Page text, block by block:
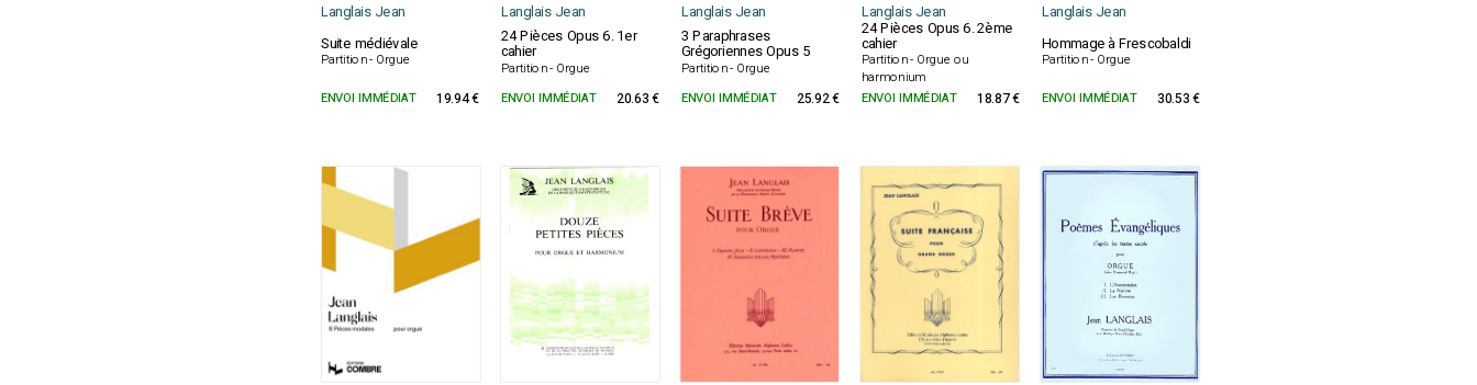
Langlais Jean Langlais Jean Langlais Jean Langlais Jean Langlais Jean
Suite médiévale
Partition - Orgue
24 Pièces Opus 6. 1er
cahier
Partition - Orgue
3 Paraphrases
Grégoriennes Opus 5
Partition - Orgue
24 Pièces Opus 6. 2ème
cahier
Partition - Orgue ou
harmonium
Hommage à Frescobaldi
Partition - Orgue
ENVOI IMMÉDIAT 19.94 € ENVOI IMMÉDIAT 20.63 € ENVOI IMMÉDIAT 25.92 € ENVOI IMMÉDIAT 18.87 € ENVOI IMMÉDIAT 30.53 €